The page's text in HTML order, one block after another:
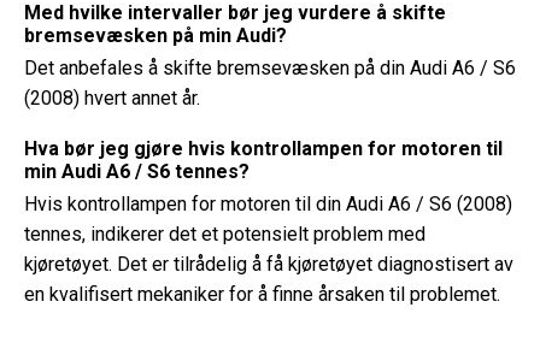
Med hvilke intervaller bør jeg vurdere å skifte
bremsevæsken på min Audi?
Det anbefales å skifte bremsevæsken på din Audi A6 / S6
(2008) hvert annet år.
Hva bør jeg gjøre hvis kontrollampen for motoren til
min Audi A6 / S6 tennes?
Hvis kontrollampen for motoren til din Audi A6 / S6 (2008)
tennes, indikerer det et potensielt problem med
kjøretøyet. Det er tilrådelig å få kjøretøyet diagnostisert av
en kvalifisert mekaniker for å finne årsaken til problemet.